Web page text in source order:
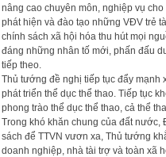
nâng cao chuyên môn, nghiệp vụ
phát hiện và đào tạo những VĐV trẻ
chính sách xã hội hóa thu hút mọi
đáng những nhân tố mới, phấn đấu
tiếp theo.
Thủ tướng đề nghị tiếp tục đẩy mạnh
phát triển thể dục thể thao. Tiếp tục
phong trào thể dục thể thao, cả thể
Trong khó khăn chung của đất
sách để TTVN vươn xa, Thủ tướng
doanh nghiệp, nhà tài trợ và toàn xã